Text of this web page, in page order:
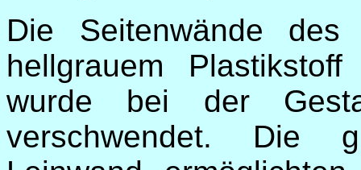
Die Seitenwände des
hellgrauem
wurde bei der
verschwendet. Die